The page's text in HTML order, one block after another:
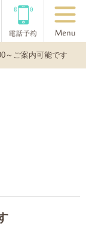
～ご案内可能です